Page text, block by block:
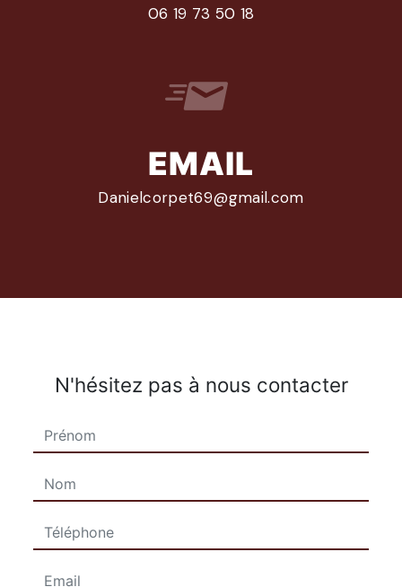
06 19 73 50 18
EMAIL
danielcorpet69@gmail.com
N'hésitez pas à nous contacter